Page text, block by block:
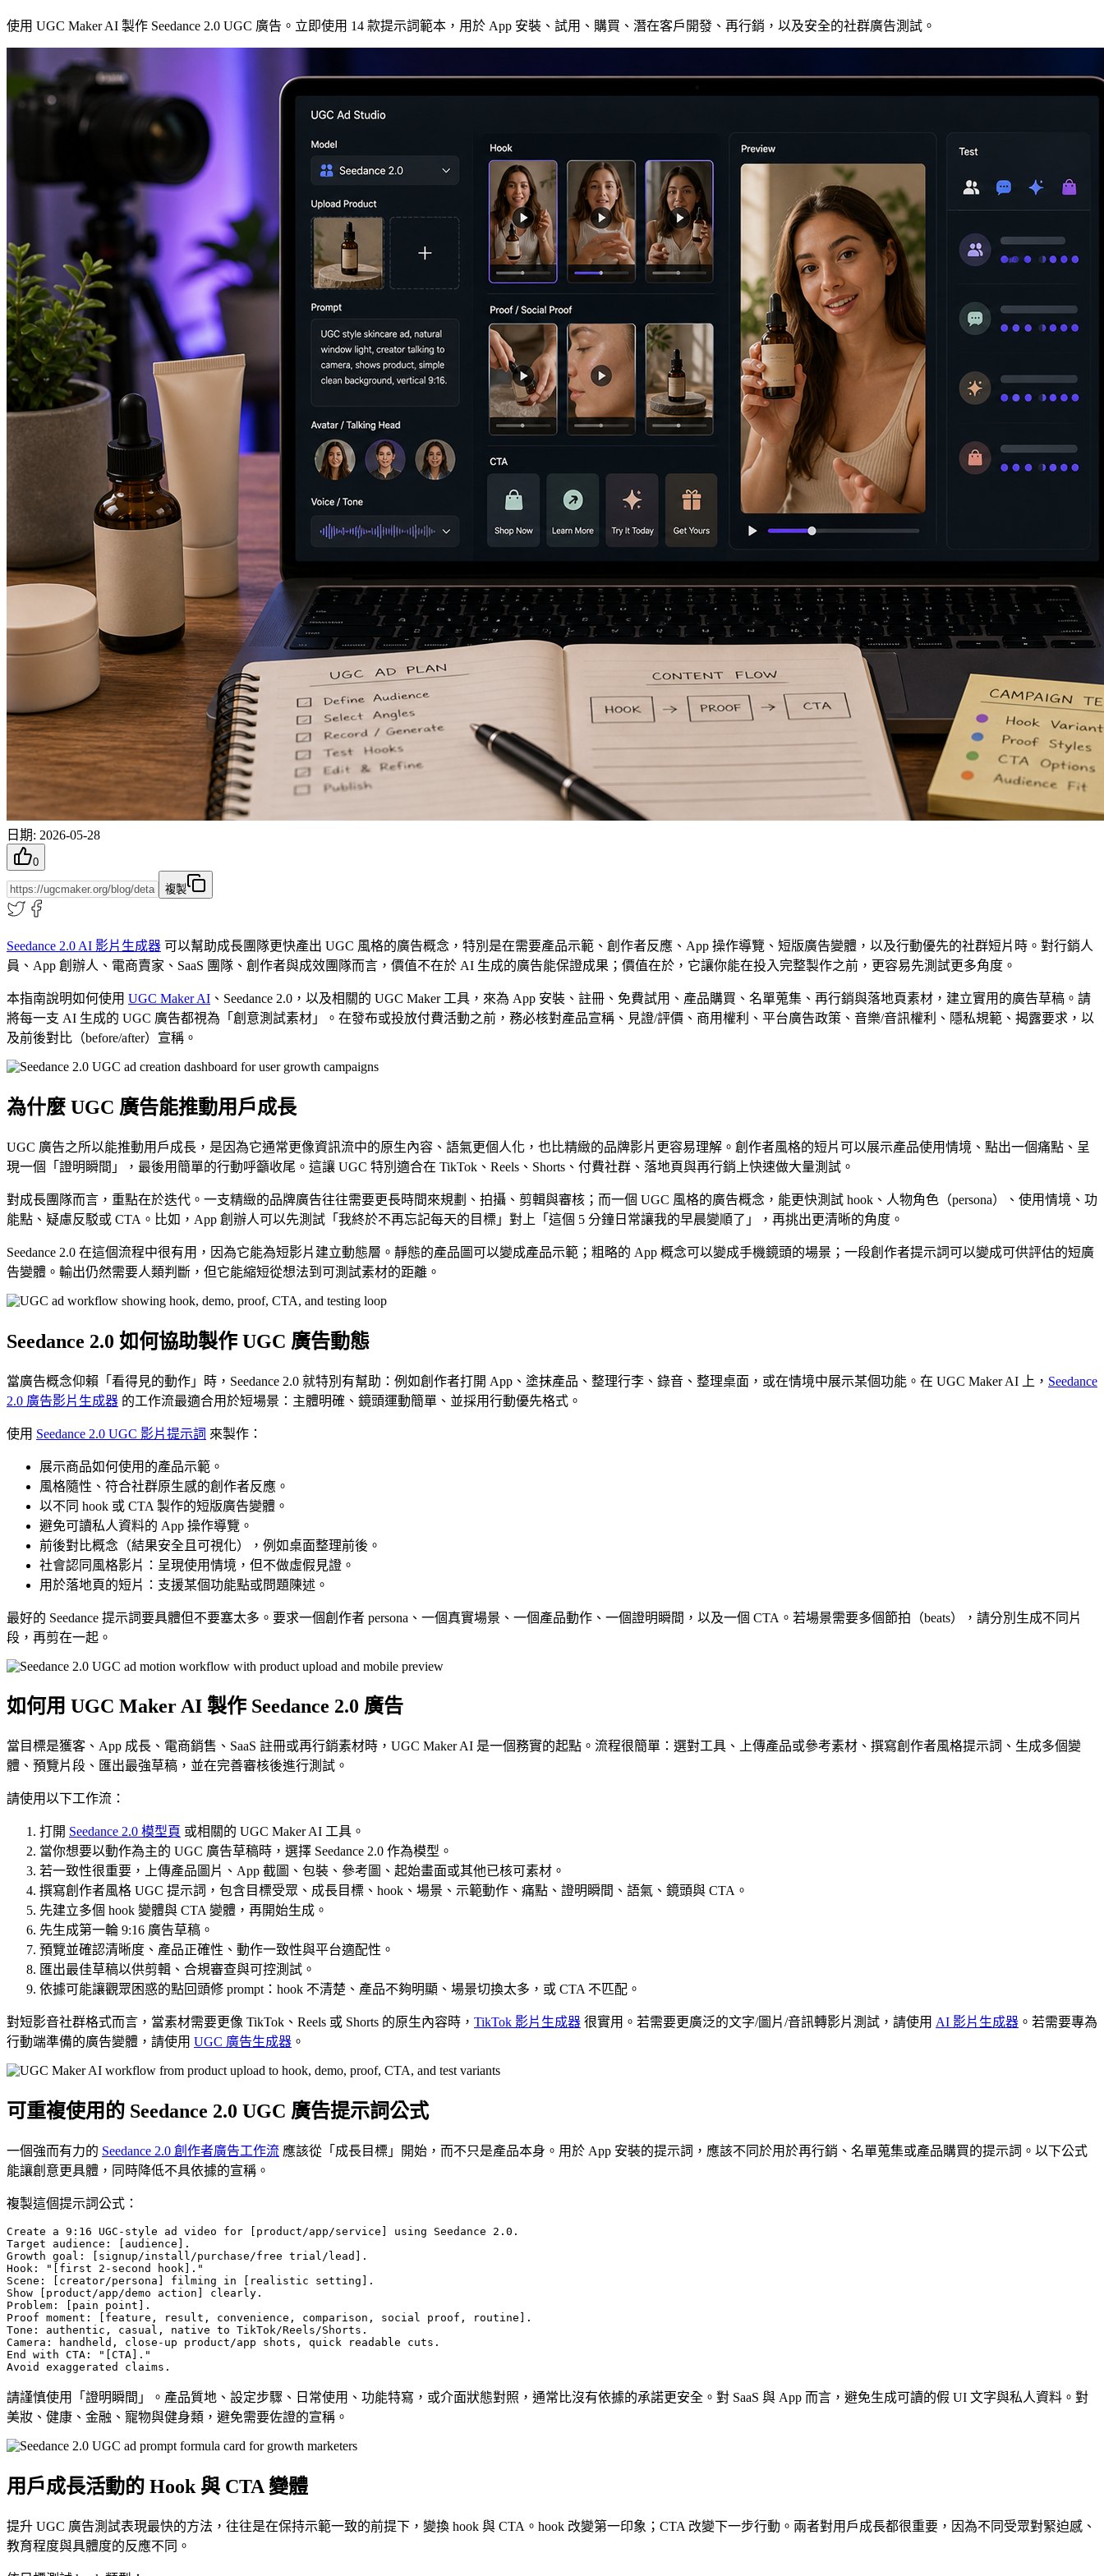
使用 UGC Maker AI 製作 Seedance 2.0 UGC 廣告。立即使用 14 款提示詞範本，用於 App 安裝、試用、購買、潛在客戶開發、再行銷，以及安全的社群廣告測試。
日期: 2026-05-28
0
複製
Seedance 2.0 AI 影片生成器 可以幫助成長團隊更快產出 UGC 風格的廣告概念，特別是在需要產品示範、創作者反應、App 操作導覽、短版廣告變體，以及行動優先的社群短片時。對行銷人
員、App 創辦人、電商賣家、SaaS 團隊、創作者與成效團隊而言，價值不在於 AI 生成的廣告能保證成果；價值在於，它讓你能在投入完整製作之前，更容易先測試更多角度。
本指南說明如何使用 UGC Maker AI 、Seedance 2.0，以及相關的 UGC Maker 工具，來為 App 安裝、註冊、免費試用、產品購買、名單蒐集、再行銷與落地頁素材，建立實用的廣告草稿。請
將每一支 AI 生成的 UGC 廣告都視為「創意測試素材」。在發布或投放付費活動之前，務必核對產品宣稱、見證/評價、商用權利、平台廣告政策、音樂/音訊權利、隱私規範、揭露要求，以
及前後對比（before/after）宣稱。
為什麼 UGC 廣告能推動用戶成長
UGC 廣告之所以能推動用戶成長，是因為它通常更像資訊流中的原生內容、語氣更個人化，也比精緻的品牌影片更容易理解。創作者風格的短片可以展示產品使用情境、點出一個痛點、呈
現一個「證明瞬間」，最後用簡單的行動呼籲收尾。這讓 UGC 特別適合在 TikTok、Reels、Shorts、付費社群、落地頁與再行銷上快速做大量測試。
對成長團隊而言，重點在於迭代。一支精緻的品牌廣告往往需要更長時間來規劃、拍攝、剪輯與審核；而一個 UGC 風格的廣告概念，能更快測試 hook、人物角色（persona）、使用情境、功
能點、疑慮反駁或 CTA。比如，App 創辦人可以先測試「我終於不再忘記每天的目標」對上「這個 5 分鐘日常讓我的早晨變順了」，再挑出更清晰的角度。
Seedance 2.0 在這個流程中很有用，因為它能為短影片建立動態層。靜態的產品圖可以變成產品示範；粗略的 App 概念可以變成手機鏡頭的場景；一段創作者提示詞可以變成可供評估的短廣
告變體。輸出仍然需要人類判斷，但它能縮短從想法到可測試素材的距離。
Seedance 2.0 如何協助製作 UGC 廣告動態
當廣告概念仰賴「看得見的動作」時，Seedance 2.0 就特別有幫助：例如創作者打開 App、塗抹產品、整理行李、錄音、整理桌面，或在情境中展示某個功能。在 UGC Maker AI 上， Seedance
2.0 廣告影片生成器 的工作流最適合用於短場景：主體明確、鏡頭運動簡單、並採用行動優先格式。
使用 Seedance 2.0 UGC 影片提示詞 來製作：
展示商品如何使用的產品示範。
風格隨性、符合社群原生感的創作者反應。
以不同 hook 或 CTA 製作的短版廣告變體。
避免可讀私人資料的 App 操作導覽。
前後對比概念（結果安全且可視化），例如桌面整理前後。
社會認同風格影片：呈現使用情境，但不做虛假見證。
用於落地頁的短片：支援某個功能點或問題陳述。
最好的 Seedance 提示詞要具體但不要塞太多。要求一個創作者 persona、一個真實場景、一個產品動作、一個證明瞬間，以及一個 CTA。若場景需要多個節拍（beats），請分別生成不同片
段，再剪在一起。
如何用 UGC Maker AI 製作 Seedance 2.0 廣告
當目標是獲客、App 成長、電商銷售、SaaS 註冊或再行銷素材時，UGC Maker AI 是一個務實的起點。流程很簡單：選對工具、上傳產品或參考素材、撰寫創作者風格提示詞、生成多個變
體、預覽片段、匯出最強草稿，並在完善審核後進行測試。
請使用以下工作流：
打開 Seedance 2.0 模型頁 或相關的 UGC Maker AI 工具。
當你想要以動作為主的 UGC 廣告草稿時，選擇 Seedance 2.0 作為模型。
若一致性很重要，上傳產品圖片、App 截圖、包裝、參考圖、起始畫面或其他已核可素材。
撰寫創作者風格 UGC 提示詞，包含目標受眾、成長目標、hook、場景、示範動作、痛點、證明瞬間、語氣、鏡頭與 CTA。
先建立多個 hook 變體與 CTA 變體，再開始生成。
先生成第一輪 9:16 廣告草稿。
預覽並確認清晰度、產品正確性、動作一致性與平台適配性。
匯出最佳草稿以供剪輯、合規審查與可控測試。
依據可能讓觀眾困惑的點回頭修 prompt：hook 不清楚、產品不夠明顯、場景切換太多，或 CTA 不匹配。
對短影音社群格式而言，當素材需要更像 TikTok、Reels 或 Shorts 的原生內容時， TikTok 影片生成器 很實用。若需要更廣泛的文字/圖片/音訊轉影片測試，請使用 AI 影片生成器 。若需要專為
行動端準備的廣告變體，請使用 UGC 廣告生成器 。
可重複使用的 Seedance 2.0 UGC 廣告提示詞公式
一個強而有力的 Seedance 2.0 創作者廣告工作流 應該從「成長目標」開始，而不只是產品本身。用於 App 安裝的提示詞，應該不同於用於再行銷、名單蒐集或產品購買的提示詞。以下公式
能讓創意更具體，同時降低不具依據的宣稱。
複製這個提示詞公式：
Create a 9:16 UGC-style ad video for [product/app/service] using Seedance 2.0.
Target audience: [audience].
Growth goal: [signup/install/purchase/free trial/lead].
Hook: "[first 2-second hook]."
Scene: [creator/persona] filming in [realistic setting].
Show [product/app/demo action] clearly.
Problem: [pain point].
Proof moment: [feature, result, convenience, comparison, social proof, routine].
Tone: authentic, casual, native to TikTok/Reels/Shorts.
Camera: handheld, close-up product/app shots, quick readable cuts.
End with CTA: "[CTA]."
請謹慎使用「證明瞬間」。產品質地、設定步驟、日常使用、功能特寫，或介面狀態對照，通常比沒有依據的承諾更安全。對 SaaS 與 App 而言，避免生成可讀的假 UI 文字與私人資料。對
美妝、健康、金融、寵物與健身類，避免需要佐證的宣稱。
用戶成長活動的 Hook 與 CTA 變體
提升 UGC 廣告測試表現最快的方法，往往是在保持示範一致的前提下，變換 hook 與 CTA。hook 改變第一印象；CTA 改變下一步行動。兩者對用戶成長都很重要，因為不同受眾對緊迫感、
教育程度與具體度的反應不同。